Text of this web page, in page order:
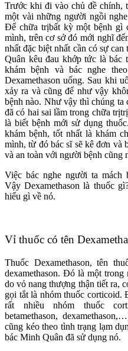
Trước khi đi vào chủ đề chính,
một vài những người ngồi
Để chữa trịbất kỳ một bệnh gì
mình, trên cơ sở đó mới nghĩ
nhất đặc biệt nhất cần có sự
Quân kêu đau khớp tức là bác
khám bệnh và bác nghe
Dexamethason uống. Sau khi
xảy ra và cũng để như vậy
bệnh nào. Như vậy thì chúng ta
đã có hai sai lầm trong chữa
là biết bệnh mới sử dụng
khám bệnh, tốt nhất là khám
mình, từ đó bác sĩ sẽ kê đơn và
và an toàn với người bệnh cũng
Việc bác nghe người ta mách
Vậy Dexamethason là thuốc
hiểu gì về nó.
Vỉ thuốc có tên
Thuốc Dexamethason, tên
dexamethason. Ðó là một
do vỏ nang thượng thận tiết ra,
gọi tắt là nhóm thuốc corticoid.
rất nhiều nhóm thuốc
betamethason,
cũng kéo theo tình trạng lạm
bác Minh Quân đã sử dụng nó.